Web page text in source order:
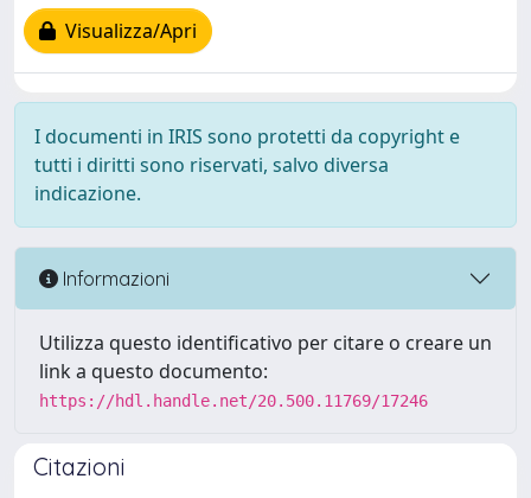
Visualizza/Apri
I documenti in IRIS sono protetti da copyright e
tutti i diritti sono riservati, salvo diversa
indicazione.
Informazioni
Utilizza questo identificativo per citare o creare un
link a questo documento:
https://hdl.handle.net/20.500.11769/17246
Citazioni